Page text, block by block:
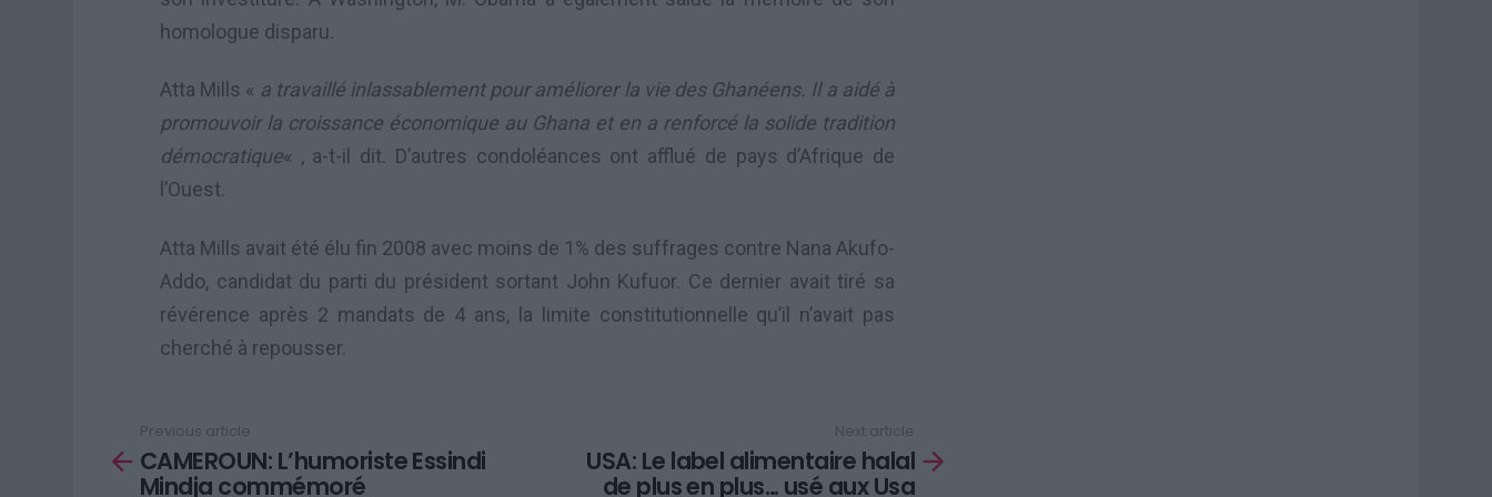
homologue disparu.
Atta Mills « a travaillé inlassablement pour améliorer la vie des Ghanéens. Il a aidé à
promouvoir la croissance économique au Ghana et en a renforcé la solide tradition
démocratique« , a-t-il dit. D’autres condoléances ont afflué de pays d’Afrique de
l’Ouest.
Atta Mills avait été élu fin 2008 avec moins de 1% des suffrages contre Nana Akufo-
Addo, candidat du parti du président sortant John Kufuor. Ce dernier avait tiré sa
révérence après 2 mandats de 4 ans, la limite constitutionnelle qu’il n’avait pas
cherché à repousser.
more
Previous article
CAMEROUN: L’humoriste Essindi
Mindja commémoré
Next article
USA: Le label alimentaire halal
de plus en plus… usé aux Usa